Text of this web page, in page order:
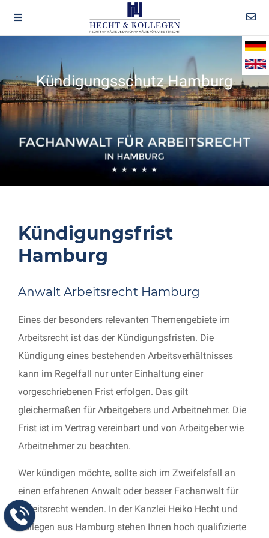
Kündigungsschutz Hamburg
Kündigungsfrist
Hamburg
Anwalt Arbeitsrecht Hamburg
Eines der besonders relevanten Themengebiete im
Arbeitsrecht ist das der Kündigungsfristen. Die
Kündigung eines bestehenden Arbeitsverhältnisses
kann im Regelfall nur unter Einhaltung einer
vorgeschriebenen Frist erfolgen. Das gilt
gleichermaßen für Arbeitgebers und Arbeitnehmer. Die
Frist ist im Vertrag vereinbart und von Arbeitgeber wie
Arbeitnehmer zu beachten.
Wer kündigen möchte, sollte sich im Zweifelsfall an
einen erfahrenen Anwalt oder besser Fachanwalt für
Arbeitsrecht wenden. In der Kanzlei Heiko Hecht und
Kollegen aus Hamburg stehen Ihnen hoch qualifizierte